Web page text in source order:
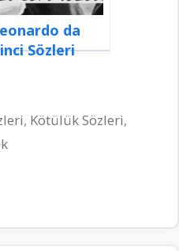
da
Sözleri
, Kötülük Sözleri,